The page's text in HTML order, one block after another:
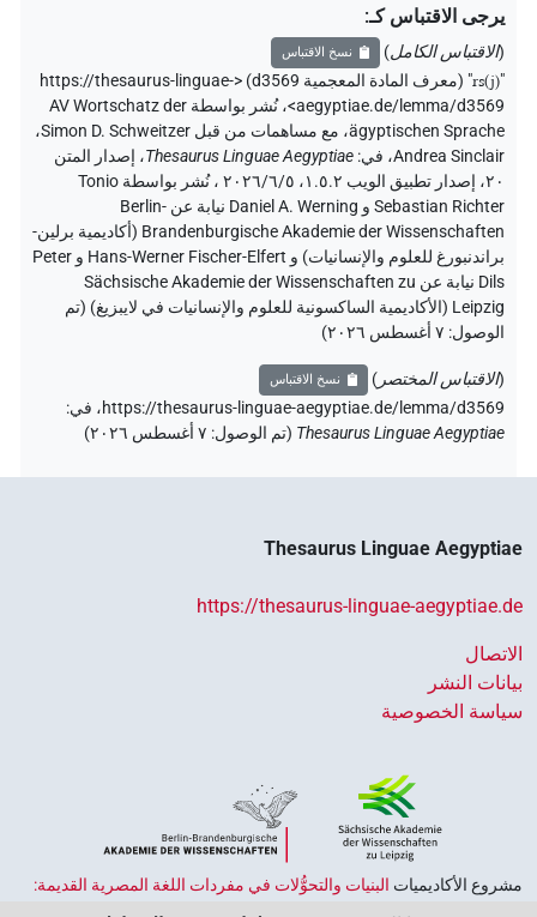
يرجى الاقتباس كـ:
(الاقتباس الكامل) نسخ الاقتباس
"
rs(j)
"
(معرف المادة المعجمية d3569) <https://thesaurus-linguae-
aegyptiae.de/lemma/d3569> ،
نُشر بواسطة AV Wortschatz der
ägyptischen Sprache، مع مساهمات من قبل Simon D. Schweitzer،
Andrea Sinclair، في:
Thesaurus Linguae Aegyptiae، إصدار المتن
٢٠، إصدار تطبيق الويب ۱.٥.٢، ٢٠٢٦/٦/٥ ، نُشر بواسطة Tonio
Sebastian Richter و Daniel A. Werning نيابة عن Berlin-
Brandenburgische Akademie der Wissenschaften (أكاديمية برلين-
براندنبورغ للعلوم والإنسانيات) و Hans-Werner Fischer-Elfert و Peter
Dils نيابة عن Sächsische Akademie der Wissenschaften zu
Leipzig (الأكاديمية الساكسونية للعلوم والإنسانيات في لايبزيغ) (تم
الوصول: ٧ أغسطس ٢٠٢٦ )
(الاقتباس المختصر ) نسخ الاقتباس
https://thesaurus-linguae-aegyptiae.de/lemma/d3569، في:
Thesaurus Linguae Aegyptiae
(تم الوصول: ٧ أغسطس ٢٠٢٦ )
Thesaurus Linguae Aegyptiae
https://thesaurus-linguae-aegyptiae.de
الاتصال
بيانات النشر
سياسة الخصوصية
مشروع الأكاديميات ‏ البنيات والتحوُّلات في مفردات اللغة المصرية القديمة: